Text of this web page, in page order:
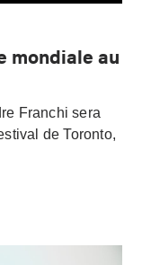
mondiale au
Franchi sera
de Toronto,